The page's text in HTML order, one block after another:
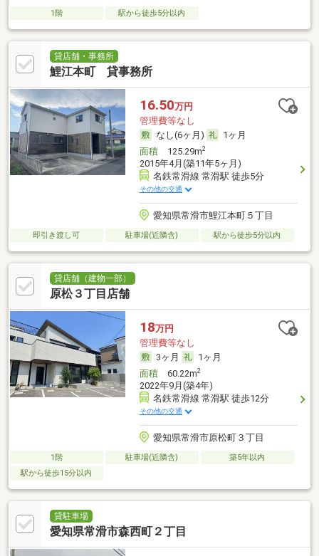
1階 駅から徒歩5分以内
貸店舗・事務所
鯉江本町 貸事務所
16.50万円
管理費等なし
なし(6ヶ月)
1ヶ月
面積125.29m2
2015年4月(築11年5ヶ月)
名鉄常滑線 常滑駅 徒歩5分
その他の交通
愛知県常滑市鯉江本町５丁目
即引き渡し可 駐車場(近隣含) 駅から徒歩5分以内
貸店舗（建物一部）
原松３丁目店舗
18万円
管理費等なし
3ヶ月
1ヶ月
面積60.22m2
2022年9月(築4年)
名鉄常滑線 常滑駅 徒歩12分
その他の交通
愛知県常滑市原松町３丁目
1階 駐車場(近隣含)
築5年以内
駅から徒歩15分以内
貸駐車場
愛知県常滑市森西町２丁目